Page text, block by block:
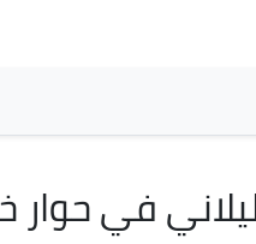
في حوار